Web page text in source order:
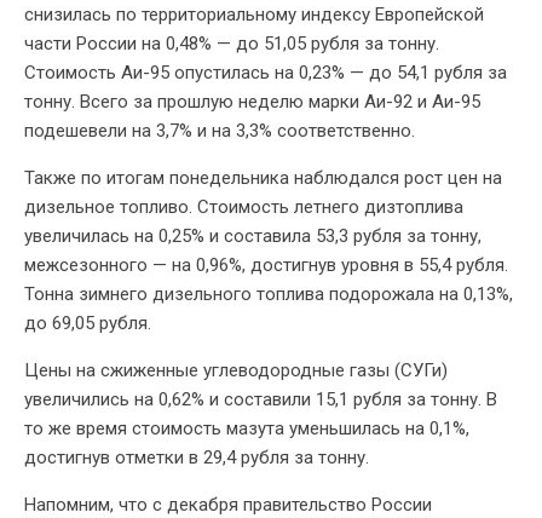
снизилась по территориальному индексу Европейской
части России на 0,48% — до 51,05 рубля за тонну.
Стоимость Аи-95 опустилась на 0,23% — до 54,1 рубля за
тонну. Всего за прошлую неделю марки Аи-92 и Аи-95
подешевели на 3,7% и на 3,3% соответственно.
Также по итогам понедельника наблюдался рост цен на
дизельное топливо. Стоимость летнего дизтоплива
увеличилась на 0,25% и составила 53,3 рубля за тонну,
межсезонного — на 0,96%, достигнув уровня в 55,4 рубля.
Тонна зимнего дизельного топлива подорожала на 0,13%,
до 69,05 рубля.
Цены на сжиженные углеводородные газы (СУГи)
увеличились на 0,62% и составили 15,1 рубля за тонну. В
то же время стоимость мазута уменьшилась на 0,1%,
достигнув отметки в 29,4 рубля за тонну.
Напомним, что с декабря правительство России